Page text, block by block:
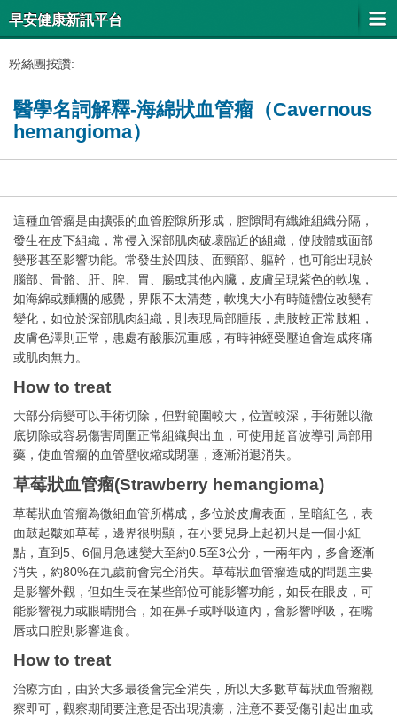
早安健康新訊平台
粉絲團按讚:
醫學名詞解釋-海綿狀血管瘤（Cavernous
hemangioma）
這種血管瘤是由擴張的血管腔隙所形成，腔隙間有纖維組織分隔，
發生在皮下組織，常侵入深部肌肉破壞臨近的組織，使肢體或面部
變形甚至影響功能。常發生於四肢、面頸部、軀幹，也可能出現於
腦部、骨骼、肝、脾、胃、腸或其他內臟，皮膚呈現紫色的軟塊，
如海綿或麵糰的感覺，界限不太清楚，軟塊大小有時隨體位改變有
變化，如位於深部肌肉組織，則表現局部腫脹，患肢較正常肢粗，
皮膚色澤則正常，患處有酸脹沉重感，有時神經受壓迫會造成疼痛
或肌肉無力。
How to treat
大部分病變可以手術切除，但對範圍較大，位置較深，手術難以徹
底切除或容易傷害周圍正常組織與出血，可使用超音波導引局部用
藥，使血管瘤的血管壁收縮或閉塞，逐漸消退消失。
草莓狀血管瘤(Strawberry hemangioma)
草莓狀血管瘤為微細血管所構成，多位於皮膚表面，呈暗紅色，表
面鼓起皺如草莓，邊界很明顯，在小嬰兒身上起初只是一個小紅
點，直到5、6個月急速變大至約0.5至3公分，一兩年內，多會逐漸
消失，約80%在九歲前會完全消失。草莓狀血管瘤造成的問題主要
是影響外觀，但如生長在某些部位可能影響功能，如長在眼皮，可
能影響視力或眼睛開合，如在鼻子或呼吸道內，會影響呼吸，在嘴
唇或口腔則影響進食。
How to treat
治療方面，由於大多最後會完全消失，所以大多數草莓狀血管瘤觀
察即可，觀察期間要注意是否出現潰瘍，注意不要受傷引起出血或